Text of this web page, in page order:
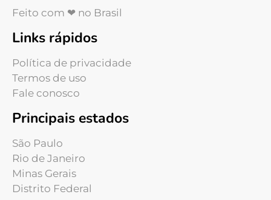
Feito com ❤ no Brasil
Links rápidos
Política de privacidade
Termos de uso
Fale conosco
Principais estados
São Paulo
Rio de Janeiro
Minas Gerais
Distrito Federal